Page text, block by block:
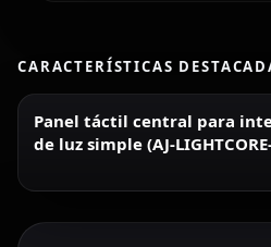
CARACTERÍSTICAS
Panel táctil central para
de luz simple (AJ-